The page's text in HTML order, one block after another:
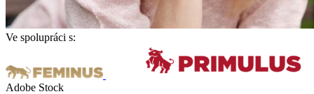
Ve spolupráci s:
Adobe Stock